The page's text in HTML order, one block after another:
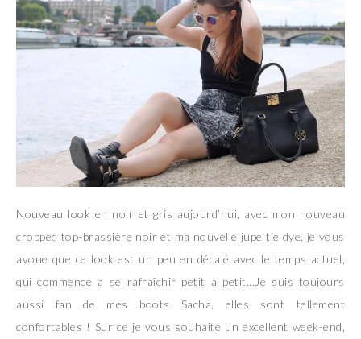
Nouveau look en noir et gris aujourd’hui, avec mon nouveau
cropped top-brassière noir et ma nouvelle jupe tie dye, je vous
avoue que ce look est un peu en décalé avec le temps actuel,
qui commence a se rafraîchir petit à petit…Je suis toujours
aussi fan de mes boots Sacha, elles sont tellement
confortables ! Sur ce je vous souhaite un excellent week-end,